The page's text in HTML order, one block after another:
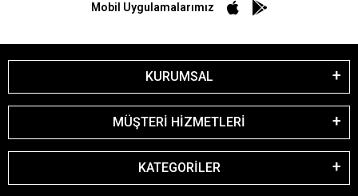
Mobil Uygulamalarımız
KURUMSAL
MÜŞTERİ HİZMETLERİ
KATEGORİLER